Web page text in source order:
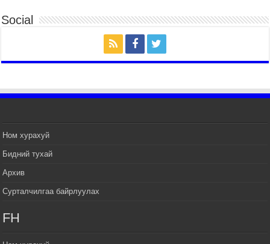
2026 оны 7 сар 14 / 17 цаг 47 минут
Өв соёлоо тээж яваа уяачдын галаар УИХ-ын
дарга С.Бямбацогт зочлон баяр хүргэв
2026 оны 7 сар 14 / 17 цаг 40 минут
наадмын нээлтэд оролцон, сурын талбай,
шагайн асарт зочиллоо
Монгол Улсын Их Хурлын дарга С.Бямбацогт
2026 оны 7 сар 14 / 17 цаг 09 минут
УИХ-ын дарга С.Бямбацогт БНХАУ-аас Монгол
Улсад суугаа Элчин сайд Шэнь Миньжуанийг
хүлээн авч уулзав
Солонгос Улсын Ерөнхийлөгч И Жэ Мён-д
Social
Ном хурахуй
Бидний тухай
Архив
Сурталчилгаа байрлуулах
FH